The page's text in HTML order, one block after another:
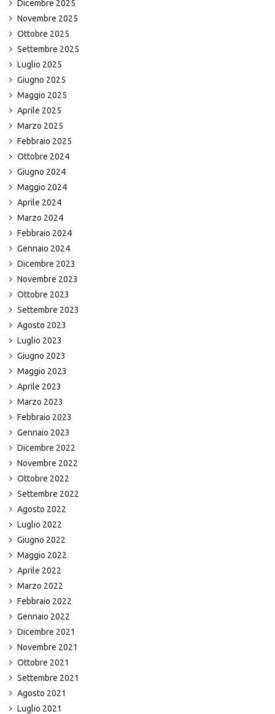
Dicembre 2025
Novembre 2025
Ottobre 2025
Settembre 2025
Luglio 2025
Giugno 2025
Maggio 2025
Aprile 2025
Marzo 2025
Febbraio 2025
Ottobre 2024
Giugno 2024
Maggio 2024
Aprile 2024
Marzo 2024
Febbraio 2024
Gennaio 2024
Dicembre 2023
Novembre 2023
Ottobre 2023
Settembre 2023
Agosto 2023
Luglio 2023
Giugno 2023
Maggio 2023
Aprile 2023
Marzo 2023
Febbraio 2023
Gennaio 2023
Dicembre 2022
Novembre 2022
Ottobre 2022
Settembre 2022
Agosto 2022
Luglio 2022
Giugno 2022
Maggio 2022
Aprile 2022
Marzo 2022
Febbraio 2022
Gennaio 2022
Dicembre 2021
Novembre 2021
Ottobre 2021
Settembre 2021
Agosto 2021
Luglio 2021